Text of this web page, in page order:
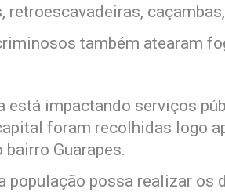
retroescavadeiras,
também atearam
está impactando serviços
foram recolhidas logo
Guarapes.
população possa realizar os